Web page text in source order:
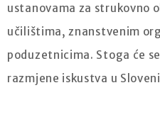
ustanovama za strukovno
učilištima, znanstvenim
poduzetnicima. Stoga će
razmjene iskustva u